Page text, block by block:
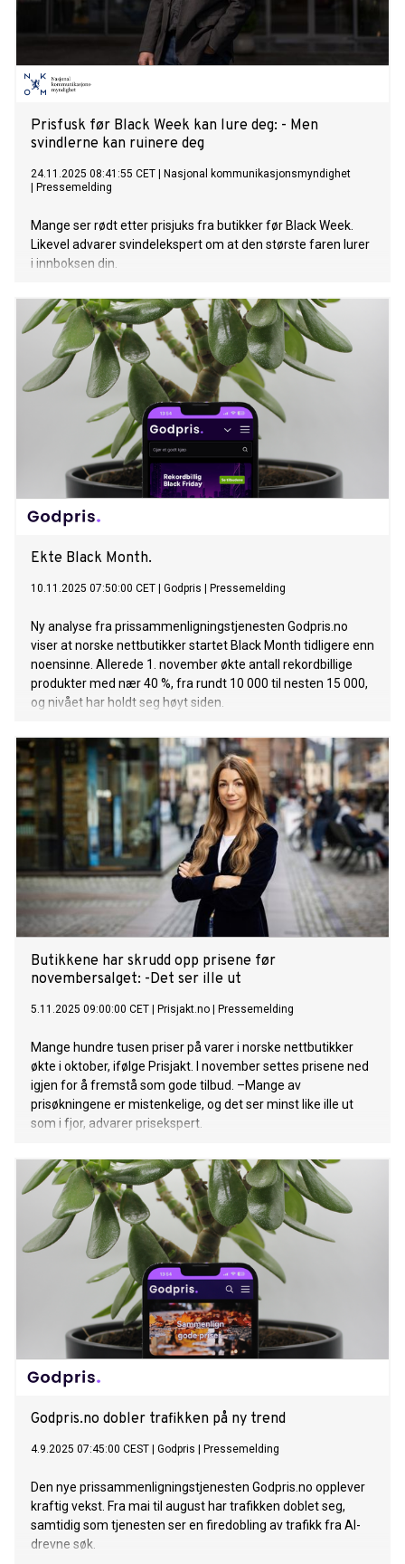
Prisfusk før Black Week kan lure deg: - Men
svindlerne kan ruinere deg
24.11.2025 08:41:55 CET
Nasjonal kommunikasjonsmyndighet
Pressemelding
Mange ser rødt etter prisjuks fra butikker før Black Week.
Likevel advarer svindelekspert om at den største faren lurer
i innboksen din.
Ekte Black Month.
10.11.2025 07:50:00 CET Godpris Pressemelding
Ny analyse fra prissammenligningstjenesten Godpris.no
viser at norske nettbutikker startet Black Month tidligere enn
noensinne. Allerede 1. november økte antall rekordbillige
produkter med nær 40 %, fra rundt 10 000 til nesten 15 000,
og nivået har holdt seg høyt siden.
Butikkene har skrudd opp prisene før
novembersalget: -Det ser ille ut
5.11.2025 09:00:00 CET Prisjakt.no Pressemelding
Mange hundre tusen priser på varer i norske nettbutikker
økte i oktober, ifølge Prisjakt. I november settes prisene ned
igjen for å fremstå som gode tilbud. –Mange av
prisøkningene er mistenkelige, og det ser minst like ille ut
som i fjor, advarer prisekspert.
Godpris.no dobler trafikken på ny trend
4.9.2025 07:45:00 CEST Godpris Pressemelding
Den nye prissammenligningstjenesten Godpris.no opplever
kraftig vekst. Fra mai til august har trafikken doblet seg,
samtidig som tjenesten ser en firedobling av trafikk fra AI-
drevne søk.